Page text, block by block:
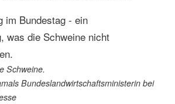
Schweine.
Bundeslandwirtschaftsministerin bei